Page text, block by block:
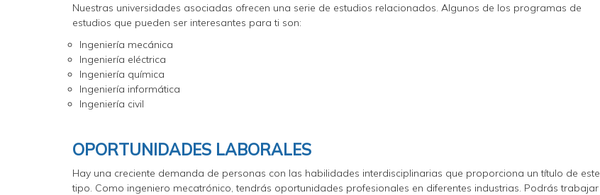
Nuestras universidades asociadas ofrecen una serie de estudios relacionados. Algunos de los programas de
estudios que pueden ser interesantes para ti son:
Ingeniería mecánica
Ingeniería eléctrica
Ingeniería química
Ingeniería informática
Ingeniería civil
OPORTUNIDADES LABORALES
Hay una creciente demanda de personas con las habilidades interdisciplinarias que proporciona un título de este
tipo. Como ingeniero mecatrónico, tendrás oportunidades profesionales en diferentes industrias. Podrás trabajar